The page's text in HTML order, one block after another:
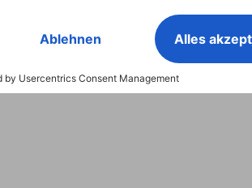
Land wählen
Konformitätserklärungen